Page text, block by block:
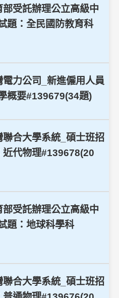
受託辦理公立高級中
題：全民國防教育科
力公司_新進僱用人員
概要#139679(34題)
合大學系統_碩士班招
近代物理#139678(20
受託辦理公立高級中
題：地球科學科
合大學系統_碩士班招